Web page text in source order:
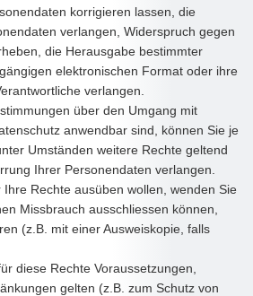
korrigieren lassen, die
verlangen, Widerspruch gegen
die Herausgabe bestimmter
elektronischen Format oder ihre
verlangen.
über den Umgang mit
anwendbar sind, können Sie je
Umständen weitere Rechte geltend
Ihrer Personendaten verlangen.
Rechte ausüben wollen, wenden Sie
Missbrauch ausschliessen können,
(z.B. mit einer Ausweiskopie, falls
diese Rechte Voraussetzungen,
gelten (z.B. zum Schutz von